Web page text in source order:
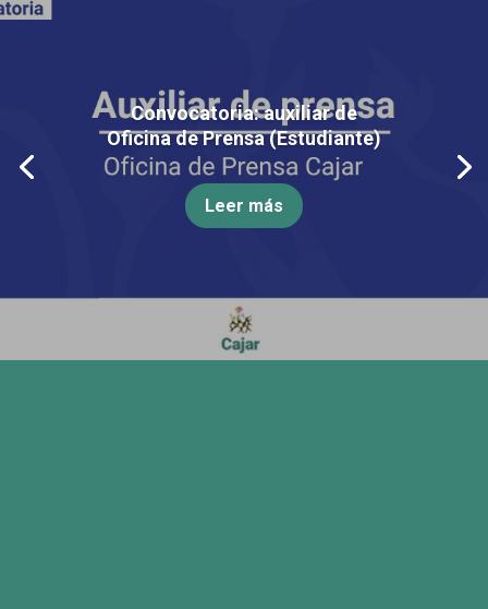
Convocatoria: auxiliar de
Oficina de Prensa (Estudiante)
Leer más